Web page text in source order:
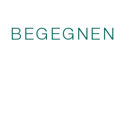
BEGEGNEN